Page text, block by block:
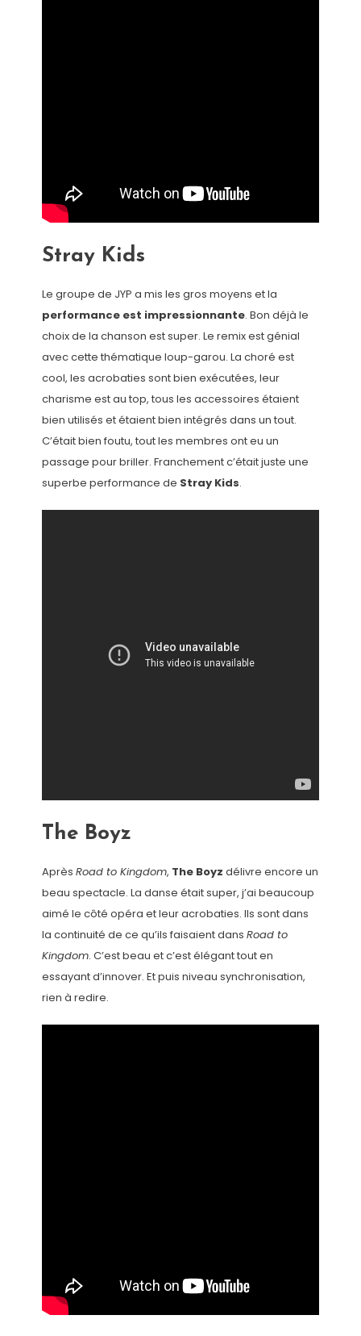
Stray Kids
Le groupe de JYP a mis les gros moyens et la
performance est impressionnante. Bon déjà le
choix de la chanson est super. Le remix est génial
avec cette thématique loup-garou. La choré est
cool, les acrobaties sont bien exécutées, leur
charisme est au top, tous les accessoires étaient
bien utilisés et étaient bien intégrés dans un tout.
C’était bien foutu, tout les membres ont eu un
passage pour briller. Franchement c’était juste une
superbe performance de Stray Kids.
The Boyz
Après Road to Kingdom, The Boyz délivre encore un
beau spectacle. La danse était super, j’ai beaucoup
aimé le côté opéra et leur acrobaties. Ils sont dans
la continuité de ce qu’ils faisaient dans Road to
Kingdom. C’est beau et c’est élégant tout en
essayant d’innover. Et puis niveau synchronisation,
rien à redire.